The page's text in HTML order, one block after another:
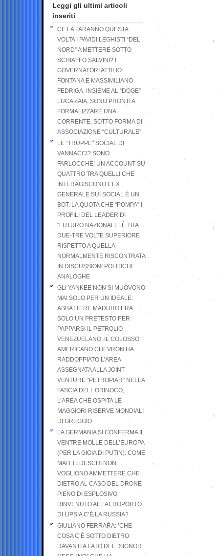
Leggi gli ultimi articoli
inseriti
CE LA FARANNO QUESTA
VOLTA I PAVIDI LEGHISTI “DEL
NORD” A METTERE SOTTO
SCHIAFFO SALVINI? I
GOVERNATORI ATTILIO
FONTANA E MASSIMILIANO
FEDRIGA, INSIEME AL “DOGE”
LUCA ZAIA, SONO PRONTI A
FORMALIZZARE UNA
CORRENTE, SOTTO FORMA DI
ASSOCIAZIONE “CULTURALE”
LE “TRUPPE” SOCIAL DI
VANNACCI? SONO
FARLOCCHE: UN ACCOUNT SU
QUATTRO TRA QUELLI CHE
INTERAGISCONO L’EX
GENERALE SUI SOCIAL È UN
BOT. LA QUOTA CHE “POMPA” I
PROFILI DEL LEADER DI
“FUTURO NAZIONALE” È TRA
DUE-TRE VOLTE SUPERIORE
RISPETTO A QUELLA
NORMALMENTE RISCONTRATA
IN DISCUSSIONI POLITICHE
ANALOGHE
GLI YANKEE NON SI MUOVONO
MAI SOLO PER UN IDEALE:
ABBATTERE MADURO ERA
SOLO UN PRETESTO PER
PAPPARSI IL PETROLIO
VENEZUELANO .IL COLOSSO
AMERICANO CHEVRON HA
RADDOPPIATO L’AREA
ASSEGNATA ALLA JOINT
VENTURE “PETROPIAR” NELLA
FASCIA DELL’ORINOCO,
L’AREA CHE OSPITA LE
MAGGIORI RISERVE MONDIALI
DI GREGGIO
LA GERMANIA SI CONFERMA IL
VENTRE MOLLE DELL’EUROPA
(PER LA GIOIA DI PUTIN). COME
MAI I TEDESCHI NON
VOGLIONO AMMETTERE CHE
DIETRO AL CASO DEL DRONE
PIENO DI ESPLOSIVO
RINVENUTO ALL’AEROPORTO
DI LIPSIA C’È LA RUSSIA?
GIULIANO FERRARA: ’CHE
COSA C’È SOTTO DIETRO
DAVANTI A LATO DEL “SIGNOR